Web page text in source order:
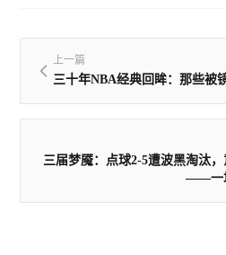
上一篇
三十年NBA经典回眸：那些被
三届梦魇：点球2-5遭波黑淘汰
——一